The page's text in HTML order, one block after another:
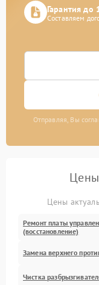
Гарантия до
Составляем
Отправляя, Вы
Цены
Цены
Ремонт платы
(восстановление)
Замена верхнего
Чистка